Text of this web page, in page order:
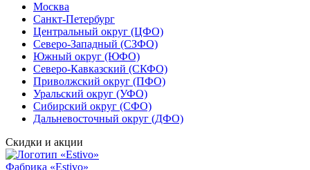
Москва
Санкт-Петербург
Центральный округ (ЦФО)
Северо-Западный (СЗФО)
Южный округ (ЮФО)
Северо-Кавказский (СКФО)
Приволжский округ (ПФО)
Уральский округ (УФО)
Сибирский округ (СФО)
Дальневосточный округ (ДФО)
Скидки и акции
Фабрика «Estivo»